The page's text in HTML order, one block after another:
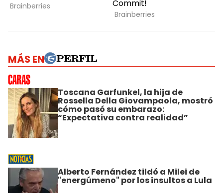
MÁS EN
Toscana Garfunkel, la hija de
Rossella Della Giovampaola, mostró
cómo pasó su embarazo:
“Expectativa contra realidad”
Alberto Fernández tildó a Milei de
"energúmeno" por los insultos a Lula